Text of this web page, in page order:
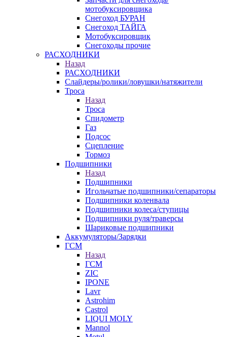
мотобуксировщика
Снегоход БУРАН
Снегоход ТАЙГА
Мотобуксировщик
Снегоходы прочие
РАСХОДНИКИ
Назад
РАСХОДНИКИ
Слайдеры/ролики/ловушки/натяжители
Троса
Назад
Троса
Спидометр
Газ
Подсос
Сцепление
Тормоз
Подшипники
Назад
Подшипники
Игольчатые подшипники/сепараторы
Подшипники коленвала
Подшипники колеса/ступицы
Подшипники руля/траверсы
Шариковые подшипники
Аккумуляторы/Зарядки
ГСМ
Назад
ГСМ
ZIC
IPONE
Lavr
Astrohim
Castrol
LIQUI MOLY
Mannol